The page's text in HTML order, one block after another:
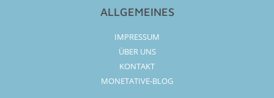
ALLGEMEINES
IMPRESSUM
ÜBER UNS
KONTAKT
MONETATIVE-BLOG